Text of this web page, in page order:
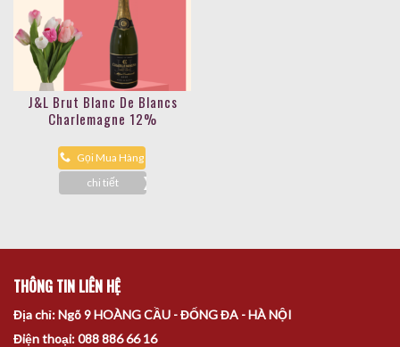
J&L Brut Blanc De Blancs
Charlemagne 12%
Gọi Mua Hàng
chi tiết
THÔNG TIN LIÊN HỆ
Địa chỉ: Ngõ 9 HOÀNG CẦU - ĐỐNG ĐA - HÀ NỘI
Điện thoại: 088 886 66 16